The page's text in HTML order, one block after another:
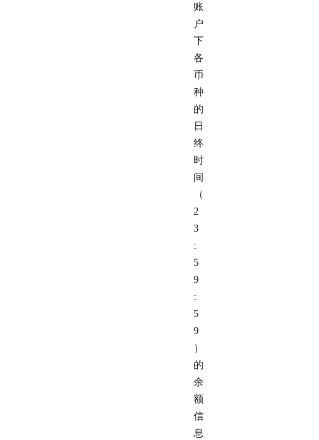
账
户
下
各
币
种
的
日
终
时
间
（
2
3
:
5
9
:
5
9
）
的
余
额
信
息